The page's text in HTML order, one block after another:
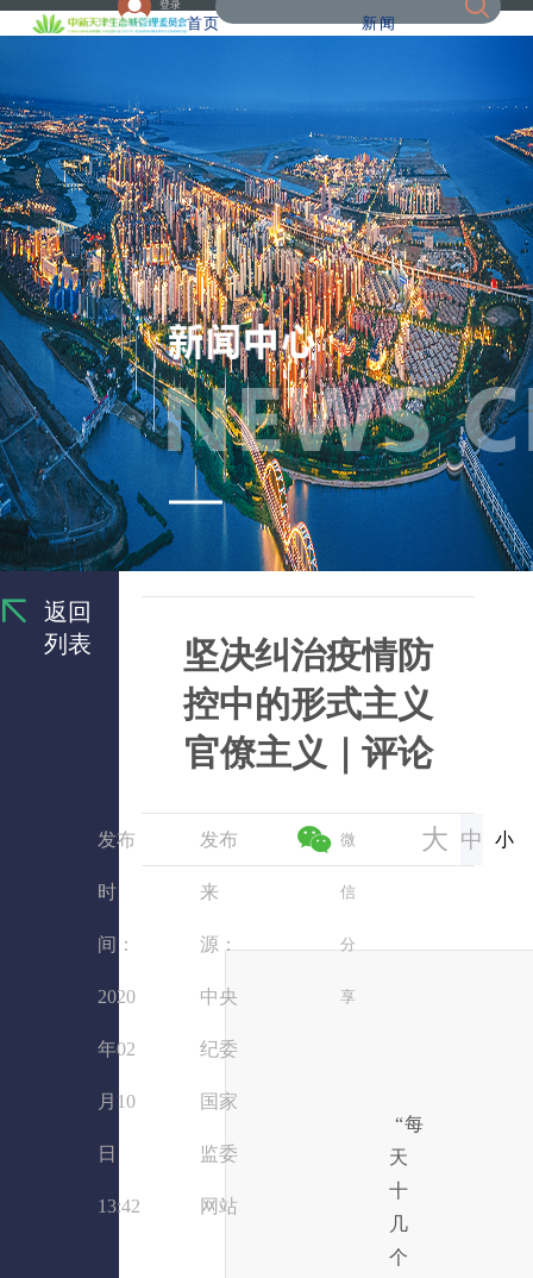
登录
首页 新闻
返回
列表
坚决纠治疫情防
控中的形式主义
官僚主义｜评论
发布
时
间：
2020
年02
月10
日
13:42
发布
来
源：
中央
纪委
国家
监委
网站
微
信
分
享
大 中 小
“每
天
十
几
个